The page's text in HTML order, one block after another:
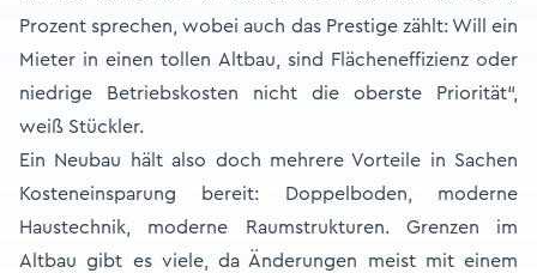
Prozent sprechen, wobei auch das Prestige zählt: Will ein
Mieter in einen tollen Altbau, sind Flächeneffizienz oder
niedrige Betriebskosten nicht die oberste Priorität“,
weiß Stückler.
Ein Neubau hält also doch mehrere Vorteile in Sachen
Kosteneinsparung bereit: Doppelboden, moderne
Haustechnik, moderne Raumstrukturen. Grenzen im
Altbau gibt es viele, da Änderungen meist mit einem